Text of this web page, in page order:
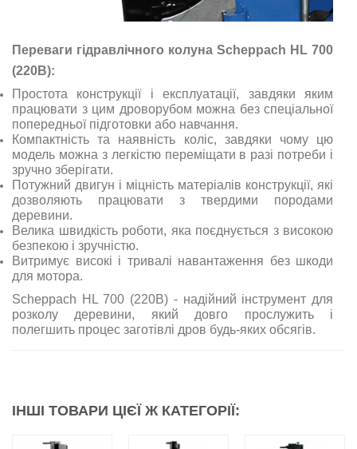
Переваги гідравлічного колуна Scheppach HL 700
(220В):
Простота конструкції і експлуатації, завдяки яким
працювати з цим дроворубом можна без спеціальної
попередньої підготовки або навчання.
Компактність та наявність коліс, завдяки чому цю
модель можна з легкістю переміщати в разі потреби і
зручно зберігати.
Потужний двигун і міцність матеріалів конструкції, які
дозволяють працювати з твердими породами
деревини.
Велика швидкість роботи, яка поєднується з високою
безпекою і зручністю.
Витримує високі і тривалі навантаження без шкоди
для мотора.
Scheppach HL 700 (220В) - надійний інструмент для
розколу деревини, який довго прослужить і
полегшить процес заготівлі дров будь-яких обсягів.
ІНШІ ТОВАРИ ЦІЄЇ Ж КАТЕГОРІЇ: